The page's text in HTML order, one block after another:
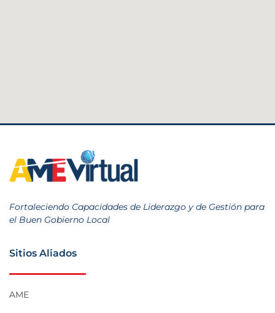
Fortaleciendo Capacidades de Liderazgo y de Gestión para
el Buen Gobierno Local
Sitios Aliados
AME